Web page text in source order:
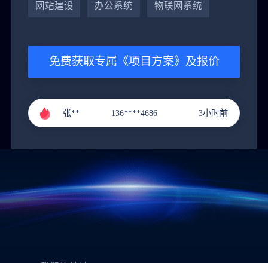
网站建设 办公系统 物联网系统
免费获取专属《项目方案》及报价
李** 131****9211 2小时前
黄** 151****9288 4小时前